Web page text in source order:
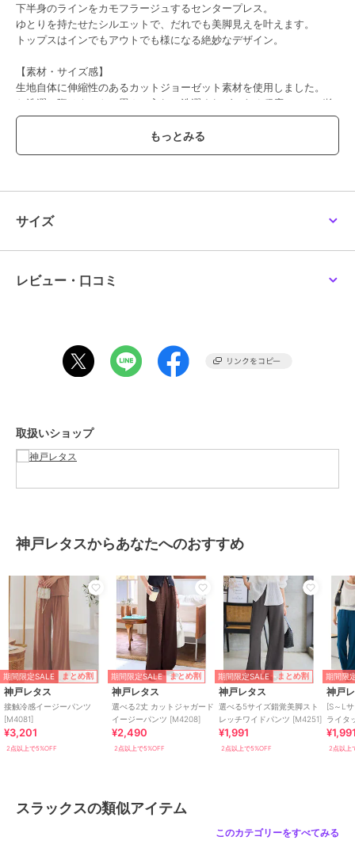
下半身のラインをカモフラージュするセンタープレス。
ゆとりを持たせたシルエットで、だれでも美脚見えを叶えます。
トップスはインでもアウトでも様になる絶妙なデザイン。
【素材・サイズ感】
生地自体に伸縮性のあるカットジョーゼット素材を使用しました。
お洗濯の際はネットに畳んで入れて洗濯すれば、ある程度のシワが抑
えられてお手入れが簡単◎
1日中穿いても膝裏などにシワができにくくアイロンいらずなデイリ
ーパンツです。
ずるっと穿いていただけるよう少し長めのサイジングで、低身長さん
から高身長さんまでお楽しみいただけます。
ヒップ幅 48.5
前下 69
ワタリ幅 29.5
前股上 33
ワタリ幅 29.5
裾幅 24
【プチL】
ウエスト幅 34-48
ヒップ幅 51.5
前股上 34
前下 60
ワタリ幅 30.5
裾幅 24.5
【L】
前股上 34
前下 69
サイズ
レビュー・口コミ
取扱いショップ
神戸レタスからあなたへのおすすめ
期間限定SALE まとめ割
神戸レタス
接触冷感イージーパンツ
[M4081]
¥3,201
2点以上で5%OFF
期間限定SALE まとめ割
神戸レタス
選べる2丈 カットジャガード
イージーパンツ [M4208]
¥2,490
2点以上で5%OFF
期間限定SALE まとめ割
神戸レタス
選べる5サイズ錯覚美脚スト
レッチワイドパンツ [M4251]
¥1,991
2点以上で5%OFF
期間限
神戸
[S～L
ライタ
2点以上
スラックスの類似アイテム
このカテゴリーをすべてみる